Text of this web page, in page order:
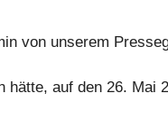
von unserem
hätte, auf den 26. Mai